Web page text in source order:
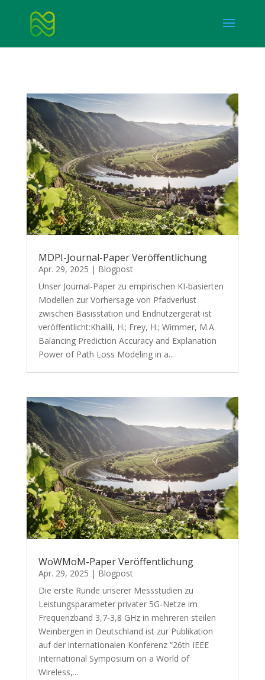
MDPI-Journal-Paper Veröffentlichung
Apr. 29, 2025 | Blogpost
Unser Journal-Paper zu empirischen KI-basierten
Modellen zur Vorhersage von Pfadverlust
zwischen Basisstation und Endnutzergerät ist
veröffentlicht:Khalili, H.; Frey, H.; Wimmer, M.A.
Balancing Prediction Accuracy and Explanation
Power of Path Loss Modeling in a...
WoWMoM-Paper Veröffentlichung
Apr. 29, 2025 | Blogpost
Die erste Runde unserer Messstudien zu
Leistungsparameter privater 5G-Netze im
Frequenzband 3,7-3,8 GHz in mehreren steilen
Weinbergen in Deutschland ist zur Publikation
auf der internationalen Konferenz “26th IEEE
International Symposium on a World of
Wireless,...